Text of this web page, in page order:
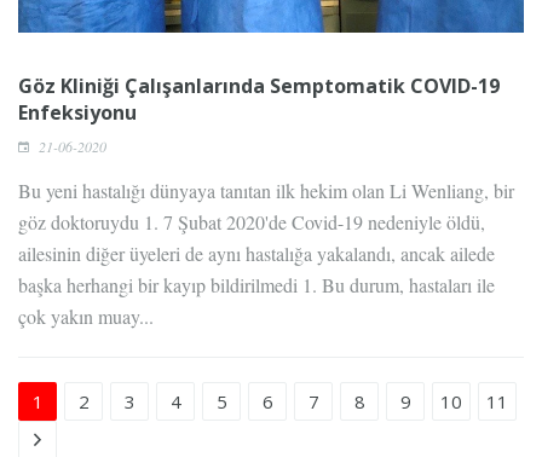
Göz Kliniği Çalışanlarında Semptomatik COVID-19
Enfeksiyonu
21-06-2020
Bu yeni hastalığı dünyaya tanıtan ilk hekim olan Li Wenliang, bir
göz doktoruydu 1. 7 Şubat 2020'de Covid-19 nedeniyle öldü,
ailesinin diğer üyeleri de aynı hastalığa yakalandı, ancak ailede
başka herhangi bir kayıp bildirilmedi 1. Bu durum, hastaları ile
çok yakın muay...
1 2 3 4 5 6 7 8 9 10 11